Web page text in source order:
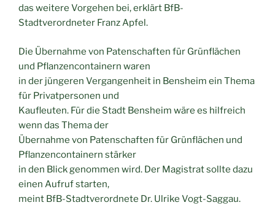
das weitere Vorgehen bei, erklärt BfB-
Stadtverordneter Franz Apfel.
Die Übernahme von Patenschaften für Grünflächen
und Pflanzencontainern waren
in der jüngeren Vergangenheit in Bensheim ein Thema
für Privatpersonen und
Kaufleuten. Für die Stadt Bensheim wäre es hilfreich
wenn das Thema der
Übernahme von Patenschaften für Grünflächen und
Pflanzencontainern stärker
in den Blick genommen wird. Der Magistrat sollte dazu
einen Aufruf starten,
meint BfB-Stadtverordnete Dr. Ulrike Vogt-Saggau.